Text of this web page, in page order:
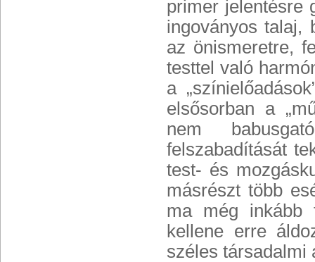
primer jelentésre
ingoványos talaj,
az önismeretre,
testtel való
a
elsősorban a
nem
felszabadítását
test- és
másrészt több
ma még inkább
kellene erre
széles társadalmi